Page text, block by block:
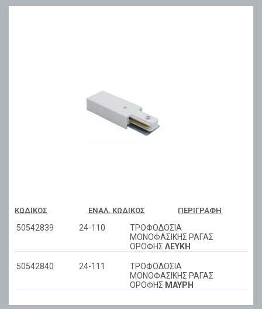
ΚΩΔΙΚΌΣ ΕΝΑΛ. ΚΩΔΙΚΌΣ ΠΕΡΙΓΡΑΦΉ
50542839 24-110
ΤΡΟΦΟΔΟΣΙΑ
ΜΟΝΟΦΑΣΙΚΗΣ ΡΑΓΑΣ
ΟΡΟΦΗΣ ΛΕΥΚΗ
50542840 24-111
ΤΡΟΦΟΔΟΣΙΑ
ΜΟΝΟΦΑΣΙΚΗΣ ΡΑΓΑΣ
ΟΡΟΦΗΣ ΜΑΥΡΗ